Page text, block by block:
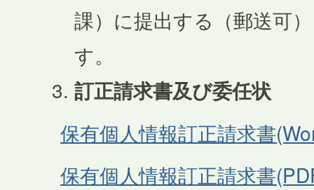
課）に提出する（郵送可
す。
訂正請求書及び委任状
保有個人情報訂正請求書
保有個人情報訂正請求書